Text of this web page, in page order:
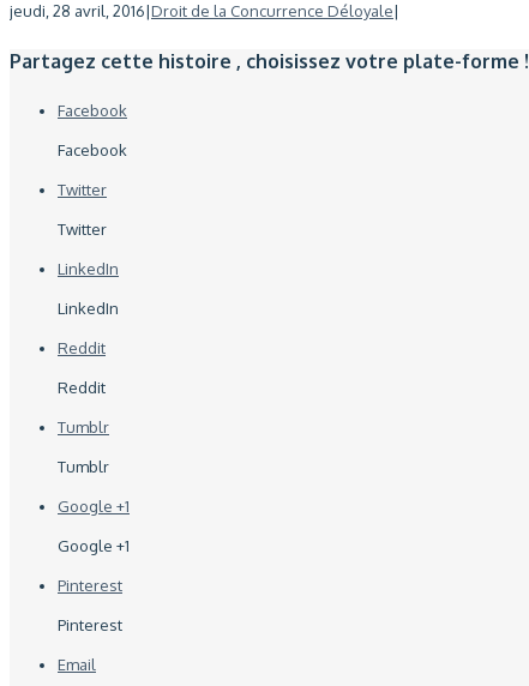
jeudi, 28 avril, 2016|Droit de la Concurrence Déloyale|
Partagez cette histoire , choisissez votre plate-forme !
Facebook
Facebook
Twitter
Twitter
LinkedIn
LinkedIn
Reddit
Reddit
Tumblr
Tumblr
Google +1
Google +1
Pinterest
Pinterest
Email